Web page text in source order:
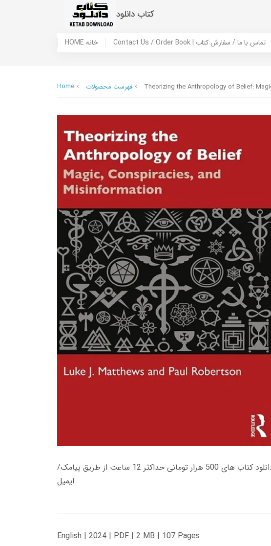
کتاب دانلود
HOME خانه Contact Us / Order Book | تماس با ما / سفارش کتاب
Home فهرست محصولات Theorizing the Anthropology of Belief:
زمان تحویل کتاب های 600 هزار تومانی دانلود فوری از حساب کاربری می باشد، و زمان تحویل لینک دانلود کتاب های 500 هزار تومانی حداکثر 12 ساعت از طریق پیامک/
ایمیل
English | 2024 | PDF | 2 MB | 107 Pages